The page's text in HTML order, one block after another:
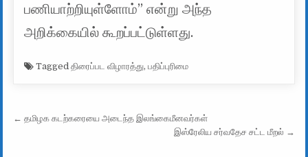
பணியாற்றியுள்ளோம்” என்று அந்த
அறிக்கையில் கூறப்பட்டுள்ளது.
Taggedதிரைப்பட விழாரத்து,பதிப்புரிமை
Post navigation
← தமிழக கடற்கரையை அடைந்த இலங்கைமீனவர்கள்
இஸ்ரேலிய சர்வதேச சட்ட மீறல் →